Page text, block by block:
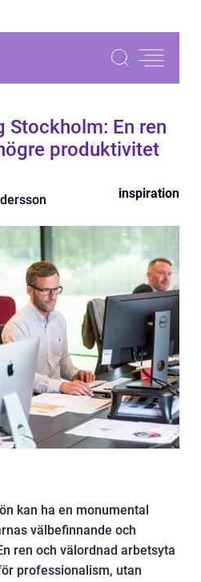
Stockholm: En ren
produktivitet
inspiration
kan ha en monumental
välbefinnande och
ren och välordnad arbetsyta
professionalism, utan